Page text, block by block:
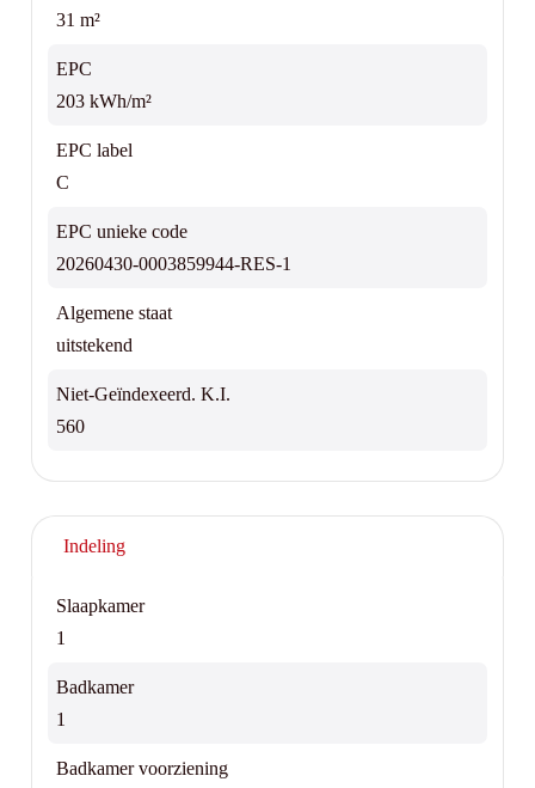
31 m²
EPC
203 kWh/m²
EPC label
C
EPC unieke code
20260430-0003859944-RES-1
Algemene staat
uitstekend
Niet-Geïndexeerd. K.I.
560
Indeling
Slaapkamer
1
Badkamer
1
Badkamer voorziening